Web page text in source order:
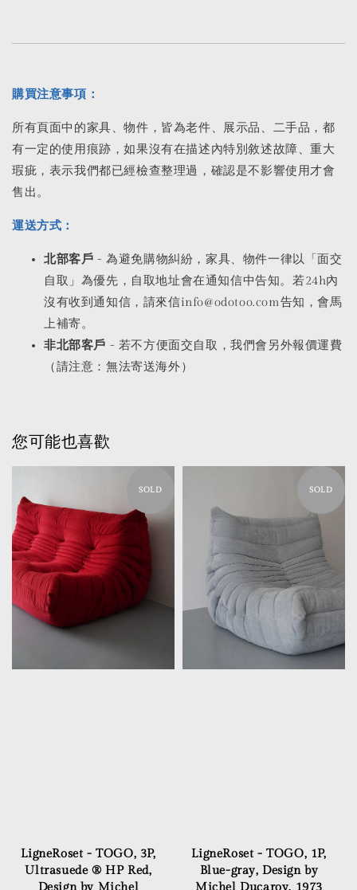
購買注意事項：
所有頁面中的家具、物件，皆為老件、展示品、二手品，都
有一定的使用痕跡，如果沒有在描述內特別敘述故障、重大
瑕疵，表示我們都已經檢查整理過，確認是不影響使用才會
售出。
運送方式：
北部客戶 - 為避免購物糾紛，家具、物件一律以「面交
自取」為優先，自取地址會在通知信中告知。若24h內
沒有收到通知信，請來信info@odotoo.com告知，會馬
上補寄。
非北部客戶 - 若不方便面交自取，我們會另外報價運費
（請注意：無法寄送海外）
您可能也喜歡
SOLD
LigneRoset - TOGO, 3P,
Ultrasuede ® HP Red,
Design by Michel
SOLD
LigneRoset - TOGO, 1P,
Blue-gray, Design by
Michel Ducaroy, 1973